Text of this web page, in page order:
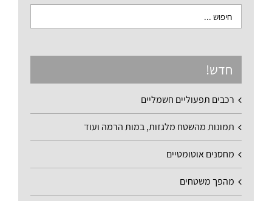
חדש!
רכבים תפעוליים חשמליים
תמונות מהשטח מלגזות, במות הרמה ועוד
מחסנים אוטומטיים
מהפך משטחים